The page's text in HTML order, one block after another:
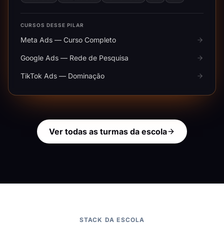
CURSOS DESSE PILAR
Meta Ads — Curso Completo
Google Ads — Rede de Pesquisa
TikTok Ads — Dominação
Ver todas as turmas da escola
STACK DA ESCOLA